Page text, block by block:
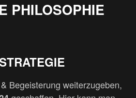
PHILOSOPHIE
Begeisterung weiterzugeben,